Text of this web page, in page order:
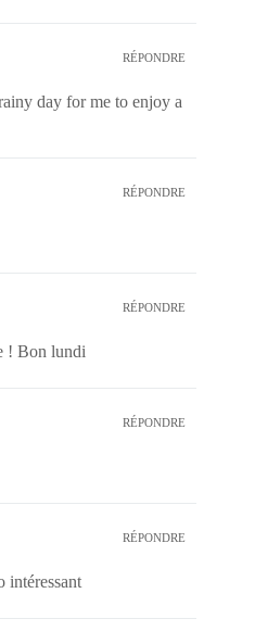
RÉPONDRE
day for me to enjoy a
RÉPONDRE
RÉPONDRE
! Bon lundi
RÉPONDRE
RÉPONDRE
intéressant